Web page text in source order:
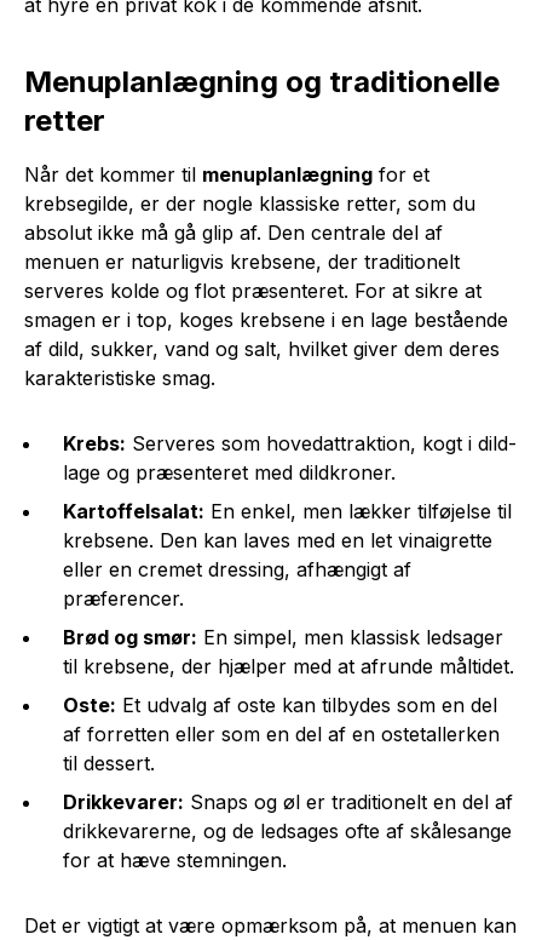
Menuplanlægning og traditionelle
retter
Når det kommer til menuplanlægning for et
krebsegilde, er der nogle klassiske retter, som du
absolut ikke må gå glip af. Den centrale del af
menuen er naturligvis krebsene, der traditionelt
serveres kolde og flot præsenteret. For at sikre at
smagen er i top, koges krebsene i en lage bestående
af dild, sukker, vand og salt, hvilket giver dem deres
karakteristiske smag.
Krebs: Serveres som hovedattraktion, kogt i dild-
lage og præsenteret med dildkroner.
Kartoffelsalat: En enkel, men lækker tilføjelse til
krebsene. Den kan laves med en let vinaigrette
eller en cremet dressing, afhængigt af
præferencer.
Brød og smør: En simpel, men klassisk ledsager
til krebsene, der hjælper med at afrunde måltidet.
Oste: Et udvalg af oste kan tilbydes som en del
af forretten eller som en del af en ostetallerken
til dessert.
Drikkevarer: Snaps og øl er traditionelt en del af
drikkevarerne, og de ledsages ofte af skålesange
for at hæve stemningen.
Det er vigtigt at være opmærksom på, at menuen kan